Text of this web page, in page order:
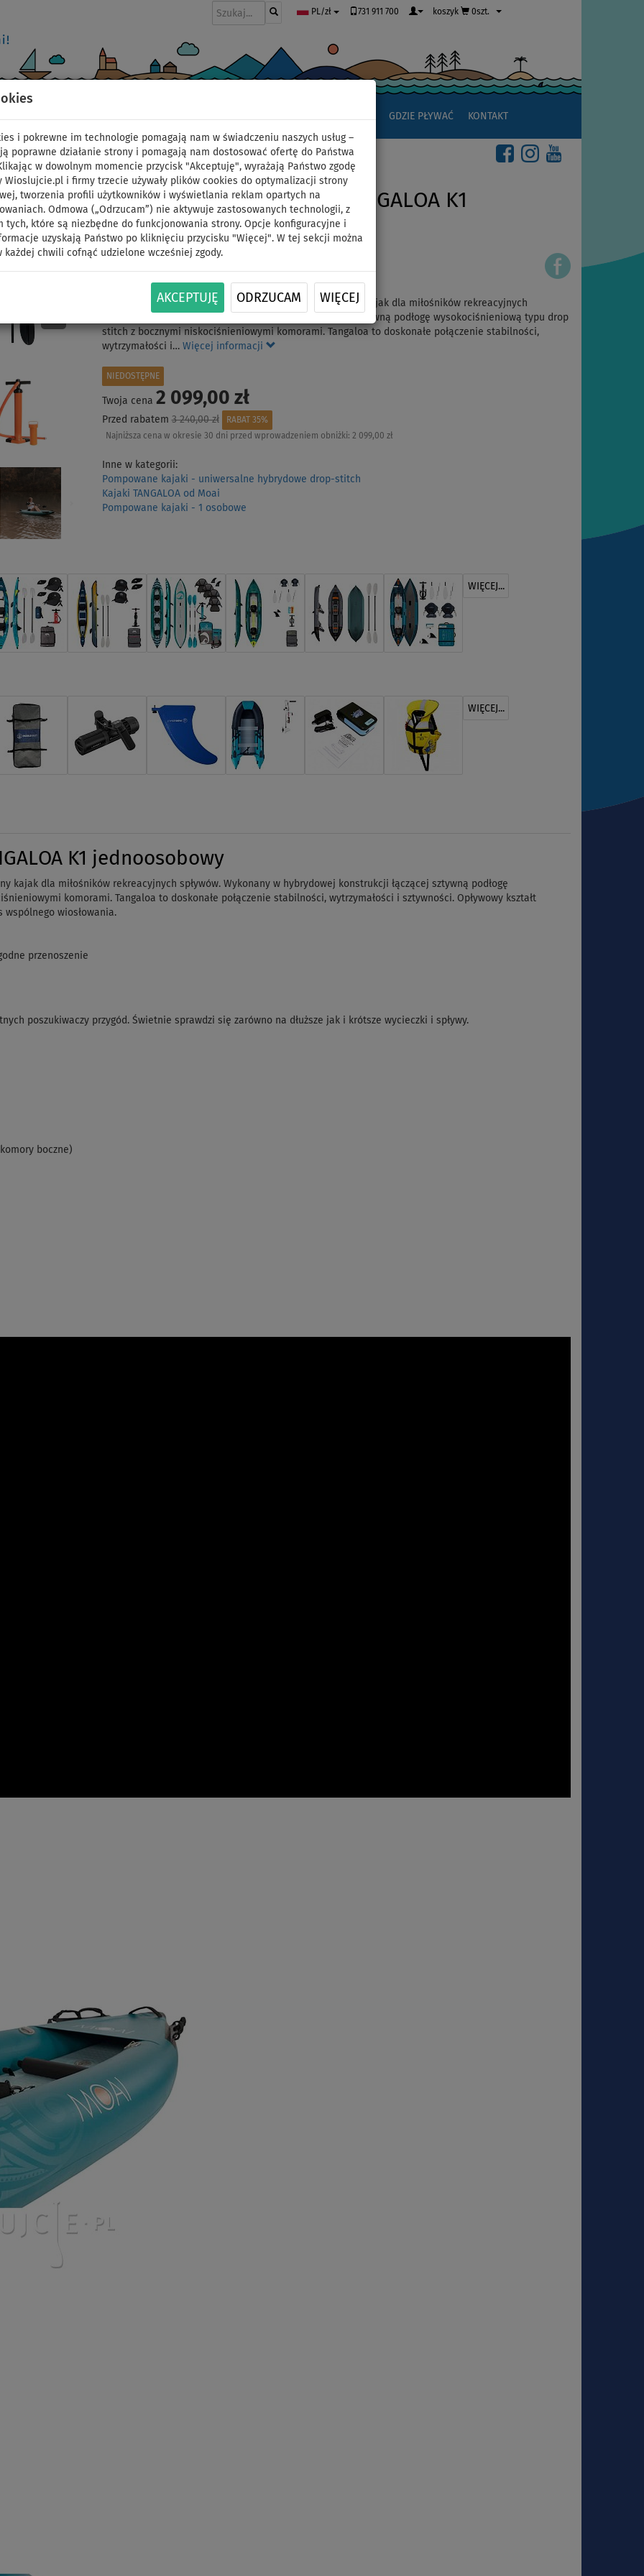
i pokrewne im technologie pomagają nam w świadczeniu naszych usług –
poprawne działanie strony i pomagają nam dostosować ofertę do Państwa
w dowolnym momencie przycisk "Akceptuję", wyrażają Państwo zgodę
Wioslujcie.pl i firmy trzecie używały plików cookies do optymalizacji strony
tworzenia profili użytkowników i wyświetlania reklam opartych na
Odmowa („Odrzucam”) nie aktywuje zastosowanych technologii, z
tych, które są niezbędne do funkcjonowania strony. Opcje konfiguracyjne i
uzyskają Państwo po kliknięciu przycisku "Więcej". W tej sekcji można
każdej chwili cofnąć udzielone wcześniej zgody.
AKCEPTUJĘ ODRZUCAM WIĘCEJ
PL/zł 731 911 700 koszyk 0szt.
GDZIE PŁYWAĆ KONTAKT
Pompowany kajak MOAI TANGALOA K1
jednoosobowy
ID: 12351390271
Kajak Moai Tangaloa to bardzo wysokiej jakości, stabilny kajak dla miłośników rekreacyjnych
spływów. Wykonany w hybrydowej konstrukcji łączącej sztywną podłogę wysokociśnieniową typu drop
stitch z bocznymi niskociśnieniowymi komorami. Tangaloa to doskonałe połączenie stabilności,
wytrzymałości i… Więcej informacji
NIEDOSTĘPNE
Twoja cena 2 099,00 zł
Przed rabatem3 240,00 zł
RABAT 35%
Najniższa cena w okresie 30 dni przed wprowadzeniem obniżki:2 099,00 zł
Inne w kategorii:
Pompowane kajaki - uniwersalne hybrydowe drop-stitch
Kajaki TANGALOA od Moai
Pompowane kajaki - 1 osobowe
WIĘCEJ...
WIĘCEJ...
K1 jednoosobowy
kajak dla miłośników rekreacyjnych spływów. Wykonany w hybrydowej konstrukcji łączącej sztywną podłogę
komorami. Tangaloa to doskonałe połączenie stabilności, wytrzymałości i sztywności. Opływowy kształt
wiosłowania.
przenoszenie
poszukiwaczy przygód. Świetnie sprawdzi się zarówno na dłuższe jak i krótsze wycieczki i spływy.
boczne)